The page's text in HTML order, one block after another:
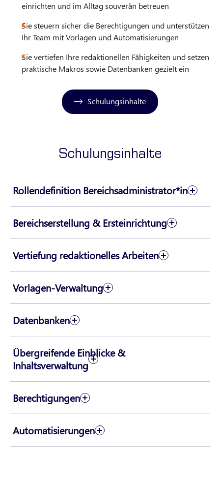
einrichten und im Alltag souverän betreuen
Sie steuern sicher die Berechtigungen und unterstützen
Ihr Team mit Vorlagen und Automatisierungen
Sie vertiefen Ihre redaktionellen Fähigkeiten und setzen
praktische Makros sowie Datenbanken gezielt ein
Schulungsinhalte
Schulungsinhalte
Rollendefinition Bereichsadministrator*in
Bereichserstellung & Ersteinrichtung
Vertiefung redaktionelles Arbeiten
Vorlagen-Verwaltung
Datenbanken
Übergreifende Einblicke &
Inhaltsverwaltung
Berechtigungen
Automatisierungen